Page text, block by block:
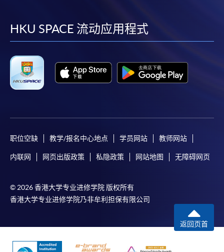
facebook
youtube
linkedin
HKU SPACE 流动应用程式
职位空缺 教学/报名中心地点 学员网站 教师网站
内联网 网页出版政策 私隐政策 网站地图 无障碍网页
© 2026 香港大学专业进修学院 版权所有
香港大学专业进修学院乃非牟利担保有限公司
返回页首